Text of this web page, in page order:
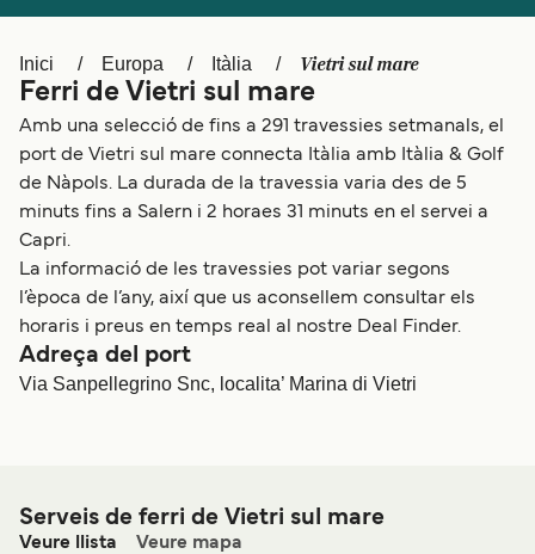
Україна
المغرب Maroc (FR)
Inici Europa Itàlia Vietri sul mare
Ferri de Vietri sul mare
Amb una selecció de fins a 291 travessies setmanals, el
port de Vietri sul mare connecta Itàlia amb Itàlia & Golf
de Nàpols. La durada de la travessia varia des de 5
minuts fins a Salern i 2 horaes 31 minuts en el servei a
Capri.
La informació de les travessies pot variar segons
l’època de l’any, així que us aconsellem consultar els
horaris i preus en temps real al nostre Deal Finder.
Adreça del port
Via Sanpellegrino Snc, localita’ Marina di Vietri
Serveis de ferri de Vietri sul mare
Veure llista
Veure mapa